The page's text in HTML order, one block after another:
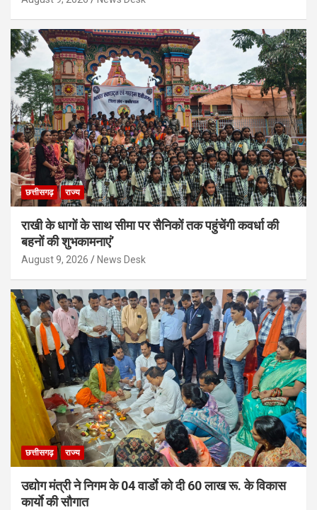
छत्तीसगढ़ राज्य
राखी के धागों के साथ सीमा पर सैनिकों तक पहुंचेंगी कवर्धा की
बहनों की शुभकामनाएं’
August 9, 2026 News Desk
छत्तीसगढ़ राज्य
उद्योग मंत्री ने निगम के 04 वार्डाे को दी 60 लाख रू. के विकास
कार्याे की सौगात